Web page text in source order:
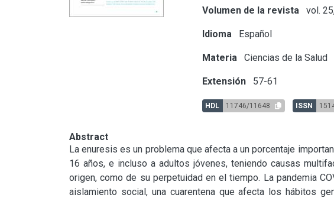
Volumen de la revista vol.
Idioma Español
Materia Ciencias de la Salud
Extensión 57-61
HDL 11746/11648 ISSN
Abstract
La enuresis es un problema que afecta a un porcentaje
16 años, e incluso a adultos jóvenes, teniendo causas
origen, como de su perpetuidad en el tiempo. La pandemia
aislamiento social, una cuarentena que afecta los hábitos